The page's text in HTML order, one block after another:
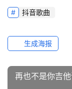
抖音歌曲
生成海报
再也不是你吉